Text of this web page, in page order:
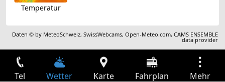
Temperatur
Daten © by MeteoSchweiz,SwissWebcams,Open-Meteo.com,CAMS ENSEMBLE
data provider
Tel Wetter Karte Fahrplan Mehr